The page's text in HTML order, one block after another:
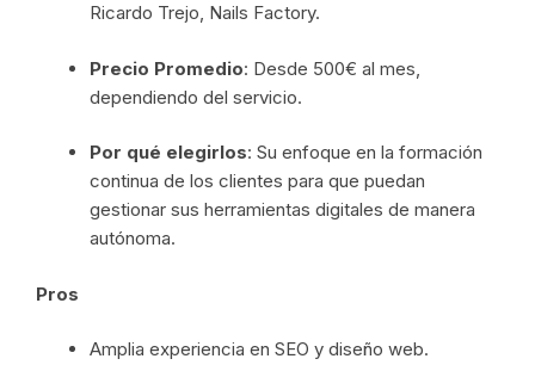
Ricardo Trejo, Nails Factory.
Precio Promedio: Desde 500€ al mes,
dependiendo del servicio.
Por qué elegirlos: Su enfoque en la formación
continua de los clientes para que puedan
gestionar sus herramientas digitales de manera
autónoma.
Pros
Amplia experiencia en SEO y diseño web.